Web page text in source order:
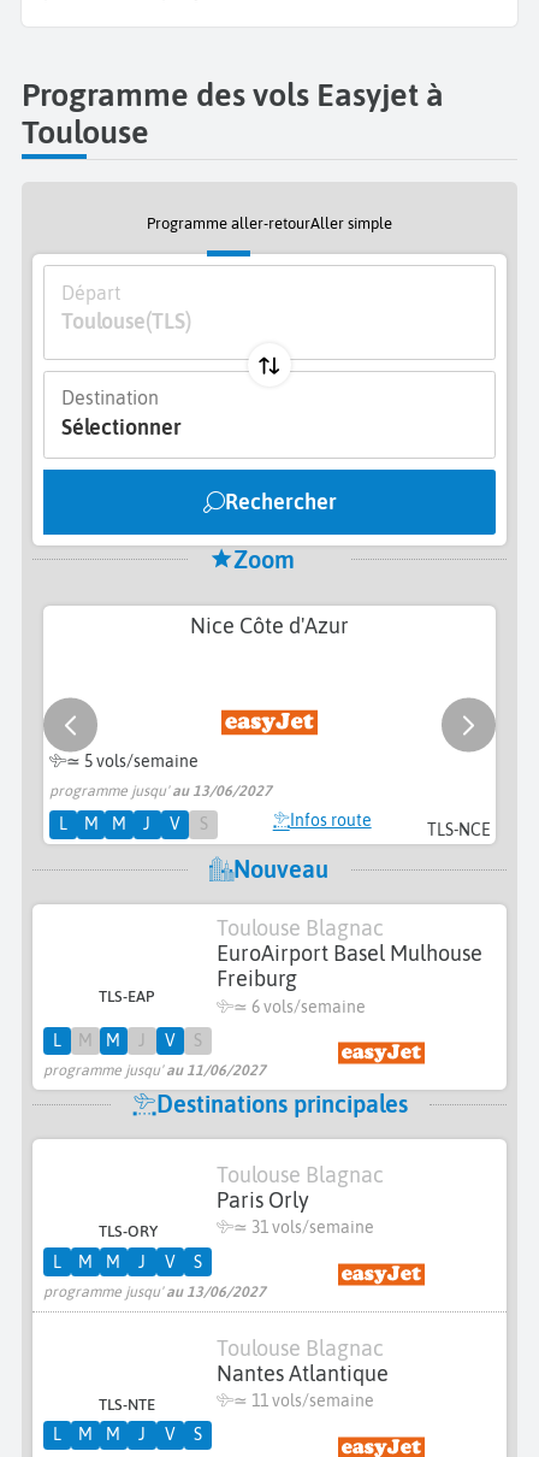
Programme des vols Easyjet à
Toulouse
Programme aller-retourAller simple
Départ
Toulouse(TLS)
Destination
Sélectionner
Rechercher
Zoom
TLS-NCE
Nice Côte d'Azur
≃ 5 vols/semaine
programme jusqu'au 13/06/2027
L M M J V S Infos route
Nouveau
TLS-EAP
Toulouse Blagnac
EuroAirport Basel Mulhouse
Freiburg
≃ 6 vols/semaine
programme jusqu'au 11/06/2027
L M M V S
Destinations principales
TLS-ORY
Toulouse Blagnac
Paris Orly
≃ 31 vols/semaine
programme jusqu'au 13/06/2027
L M M J V S
TLS-NTE
Toulouse Blagnac
Nantes Atlantique
≃ 11 vols/semaine
L M M J V S